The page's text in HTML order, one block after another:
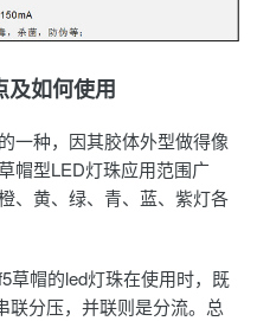
及如何使用
的一种，因其胶体外型做得像
帽型LED灯珠应用范围广
、黄、绿、青、蓝、紫灯各
草帽的led灯珠在使用时，既
联分压，并联则是分流。总